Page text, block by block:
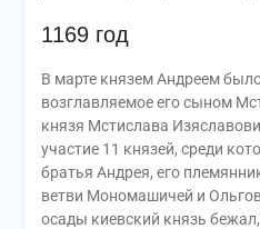
1169 год
В марте князем Андреем
возглавляемое его сыном
князя Мстислава
участие 11 князей, среди
братья Андрея, его
ветви Мономашичей и
осады киевский князь